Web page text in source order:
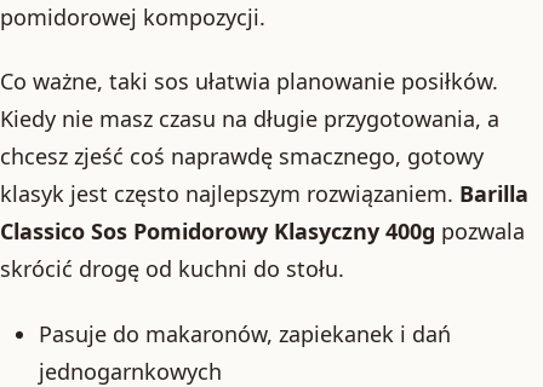
pomidorowej kompozycji.
Co ważne, taki sos ułatwia planowanie posiłków.
Kiedy nie masz czasu na długie przygotowania, a
chcesz zjeść coś naprawdę smacznego, gotowy
klasyk jest często najlepszym rozwiązaniem. Barilla
Classico Sos Pomidorowy Klasyczny 400g pozwala
skrócić drogę od kuchni do stołu.
Pasuje do makaronów, zapiekanek i dań
jednogarnkowych